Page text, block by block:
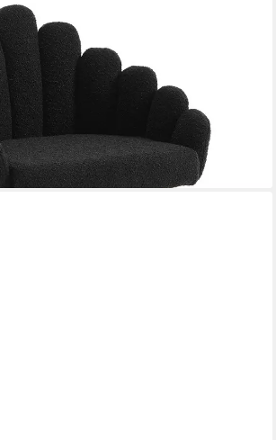
Loungesessel Polsterstuhl mit
(1-St)
bei dir